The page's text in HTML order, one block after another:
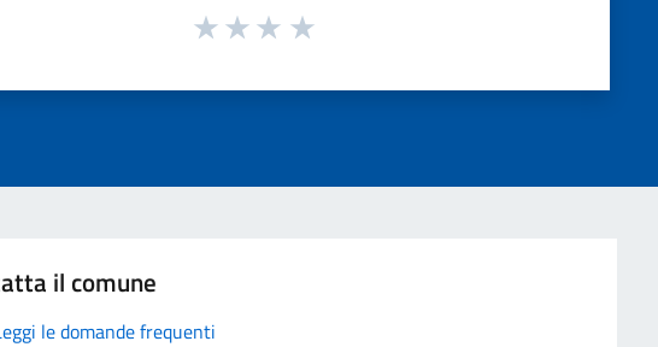
il comune
le domande frequenti